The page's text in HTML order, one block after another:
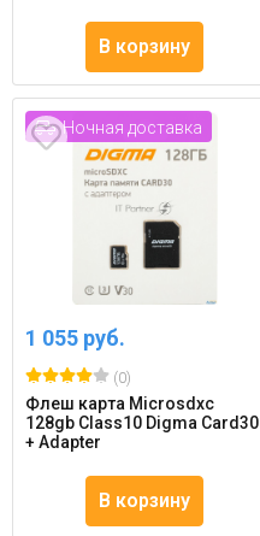
В корзину
Ночная доставка
1 055 руб.
(0)
Флеш карта Microsdxc
128gb Class10 Digma Card30
+ Adapter
В корзину